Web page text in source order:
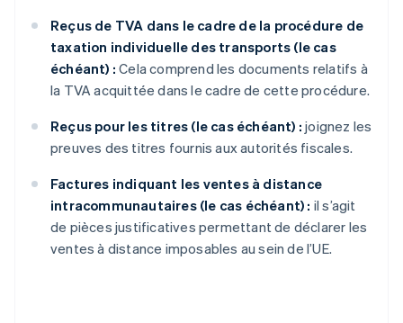
Reçus de TVA dans le cadre de la procédure de
taxation individuelle des transports (le cas
échéant) : Cela comprend les documents relatifs à
la TVA acquittée dans le cadre de cette procédure.
Reçus pour les titres (le cas échéant) : joignez les
preuves des titres fournis aux autorités fiscales.
Factures indiquant les ventes à distance
intracommunautaires (le cas échéant) : il s’agit
de pièces justificatives permettant de déclarer les
ventes à distance imposables au sein de l’UE.